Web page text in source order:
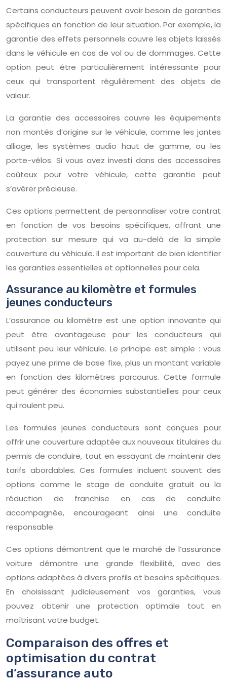
Certains conducteurs peuvent avoir besoin de garanties
spécifiques en fonction de leur situation. Par exemple, la
garantie des effets personnels couvre les objets laissés
dans le véhicule en cas de vol ou de dommages. Cette
option peut être particulièrement intéressante pour
ceux qui transportent régulièrement des objets de
valeur.
La garantie des accessoires couvre les équipements
non montés d’origine sur le véhicule, comme les jantes
alliage, les systèmes audio haut de gamme, ou les
porte-vélos. Si vous avez investi dans des accessoires
coûteux pour votre véhicule, cette garantie peut
s’avérer précieuse.
Ces options permettent de personnaliser votre contrat
en fonction de vos besoins spécifiques, offrant une
protection sur mesure qui va au-delà de la simple
couverture du véhicule. Il est important de bien identifier
les garanties essentielles et optionnelles pour cela.
Assurance au kilomètre et formules
jeunes conducteurs
L’assurance au kilomètre est une option innovante qui
peut être avantageuse pour les conducteurs qui
utilisent peu leur véhicule. Le principe est simple : vous
payez une prime de base fixe, plus un montant variable
en fonction des kilomètres parcourus. Cette formule
peut générer des économies substantielles pour ceux
qui roulent peu.
Les formules jeunes conducteurs sont conçues pour
offrir une couverture adaptée aux nouveaux titulaires du
permis de conduire, tout en essayant de maintenir des
tarifs abordables. Ces formules incluent souvent des
options comme le stage de conduite gratuit ou la
réduction de franchise en cas de conduite
accompagnée, encourageant ainsi une conduite
responsable.
Ces options démontrent que le marché de l’assurance
voiture démontre une grande flexibilité, avec des
options adaptées à divers profils et besoins spécifiques.
En choisissant judicieusement vos garanties, vous
pouvez obtenir une protection optimale tout en
maîtrisant votre budget.
Comparaison des offres et
optimisation du contrat
d’assurance auto